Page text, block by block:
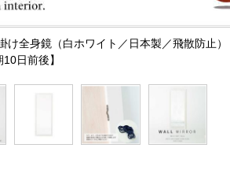
全身鏡（白ホワイト／日本製／飛散防止）
日前後】